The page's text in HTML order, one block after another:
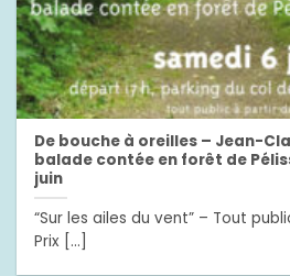
De bouche à oreilles – Jean-
balade contée en forêt de
juin
“Sur les ailes du vent” – Tout
Prix [...]